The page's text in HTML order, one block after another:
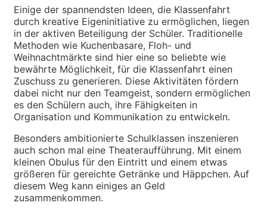
Einige der spannendsten Ideen, die Klassenfahrt
durch kreative Eigeninitiative zu ermöglichen, liegen
in der aktiven Beteiligung der Schüler. Traditionelle
Methoden wie Kuchenbasare, Floh- und
Weihnachtmärkte sind hier eine so beliebte wie
bewährte Möglichkeit, für die Klassenfahrt einen
Zuschuss zu generieren. Diese Aktivitäten fördern
dabei nicht nur den Teamgeist, sondern ermöglichen
es den Schülern auch, ihre Fähigkeiten in
Organisation und Kommunikation zu entwickeln.
Besonders ambitionierte Schulklassen inszenieren
auch schon mal eine Theateraufführung. Mit einem
kleinen Obulus für den Eintritt und einem etwas
größeren für gereichte Getränke und Häppchen. Auf
diesem Weg kann einiges an Geld
zusammenkommen.